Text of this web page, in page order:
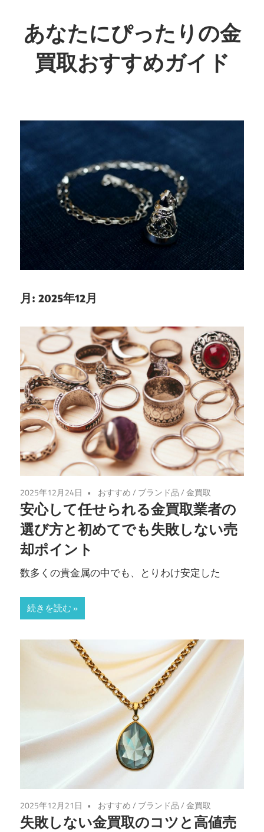
ン
テ
キ
プ
あなたにぴったりの金
買取おすすめガイド
お
に！
あ
に
最
な
金
の
売
先
を
見
つ
け
る
手
助
け
を
し
ま
す。
月: 2025年12月
2025年12月24日 おすすめ/ ブランド品/金買取
安心して任せられる金買取業者の
選び方と初めてでも失敗しない売
却ポイント
数多くの貴金属の中でも、とりわけ安定した
続きを読む
2025年12月21日 おすすめ/ ブランド品/金買取
失敗しない金買取のコツと高値売